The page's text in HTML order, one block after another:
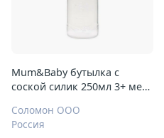
Mum&Baby бутылка с
соской силик 250мл 3+ мес
Basic
Соломон ООО
Россия